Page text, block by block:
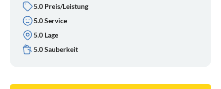
5.0 Preis/Leistung
5.0 Service
5.0 Lage
5.0 Sauberkeit